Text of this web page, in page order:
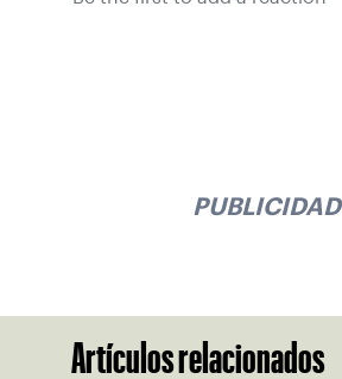
PUBLICIDAD
Artículos relacionados